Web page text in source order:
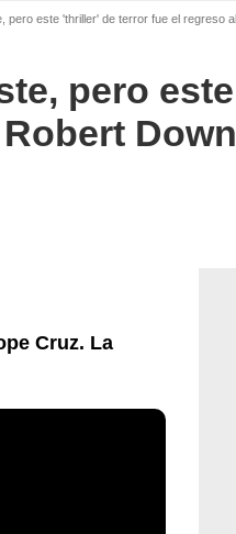
este 'thriller' de terror fue el regreso al
pero
Cruz. La